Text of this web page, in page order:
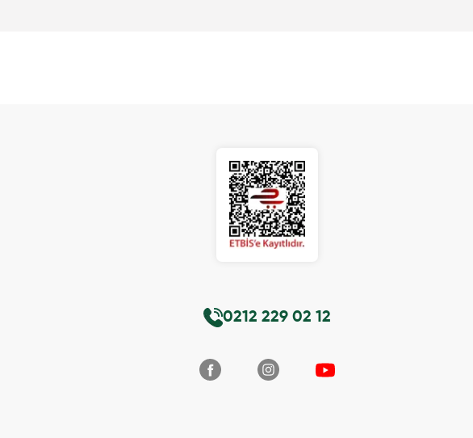
0212 229 02 12